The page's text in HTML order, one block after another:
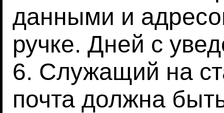
данными и
ручке. Дней с
6. Служащий на
почта должна